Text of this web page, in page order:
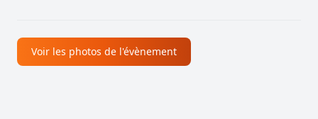
Voir les photos de l'évènement